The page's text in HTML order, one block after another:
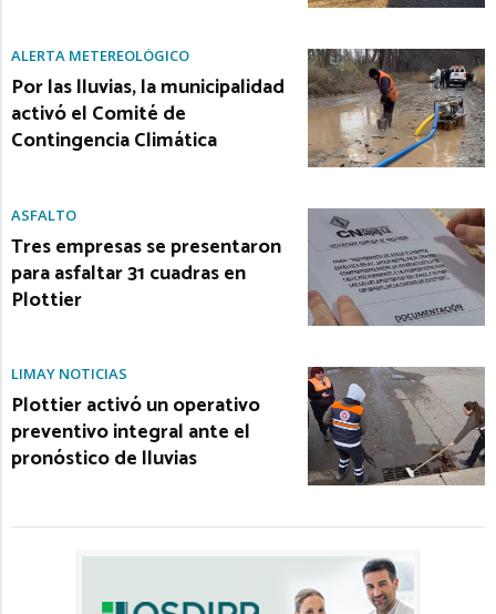
ALERTA METEREOLÓGICO
Por las lluvias, la municipalidad
activó el Comité de
Contingencia Climática
ASFALTO
Tres empresas se presentaron
para asfaltar 31 cuadras en
Plottier
LIMAY NOTICIAS
Plottier activó un operativo
preventivo integral ante el
pronóstico de lluvias